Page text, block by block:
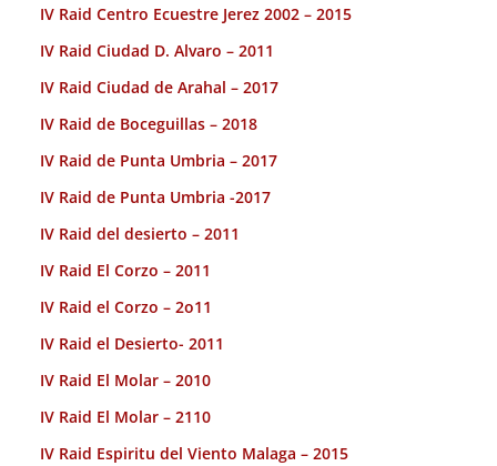
IV Raid Centro Ecuestre Jerez 2002 – 2015
IV Raid Ciudad D. Alvaro – 2011
IV Raid Ciudad de Arahal – 2017
IV Raid de Boceguillas – 2018
IV Raid de Punta Umbria – 2017
IV Raid de Punta Umbria -2017
IV Raid del desierto – 2011
IV Raid El Corzo – 2011
IV Raid el Corzo – 2o11
IV Raid el Desierto- 2011
IV Raid El Molar – 2010
IV Raid El Molar – 2110
IV Raid Espiritu del Viento Malaga – 2015